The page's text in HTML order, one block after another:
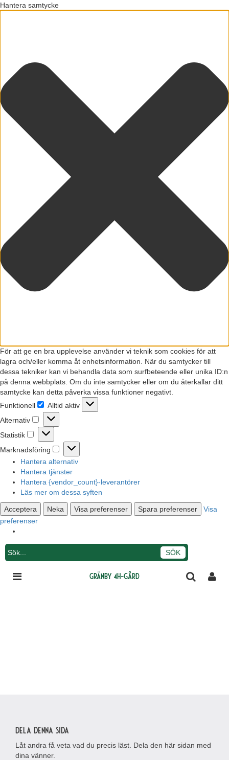
Hantera samtycke
För att ge en bra upplevelse använder vi teknik som cookies för att
lagra och/eller komma åt enhetsinformation. När du samtycker till
dessa tekniker kan vi behandla data som surfbeteende eller unika ID:n
på denna webbplats. Om du inte samtycker eller om du återkallar ditt
samtycke kan detta påverka vissa funktioner negativt.
Funktionell
Funktionell
Alltid aktiv
Alternativ
Alternativ
Statistik
Statistik
Marknadsföring
Marknadsföring
Hantera alternativ
Hantera tjänster
Hantera {vendor_count}-leverantörer
Läs mer om dessa syften
Acceptera Neka Visa preferenser Spara preferenser
Visa
preferenser
Gränby 4H-gård
Dela denna sida
Låt andra få veta vad du precis läst. Dela den här sidan med
dina vänner.